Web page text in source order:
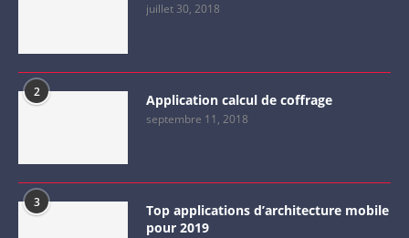
juillet 30, 2018
2 Application calcul de coffrage
septembre 11, 2018
3
Top applications d’architecture mobile
pour 2019